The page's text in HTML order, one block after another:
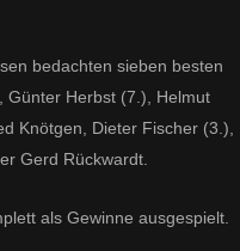
bedachten sieben besten
Günter Herbst (7.), Helmut
Knötgen, Dieter Fischer (3.),
Gerd Rückwardt.
als Gewinne ausgespielt.